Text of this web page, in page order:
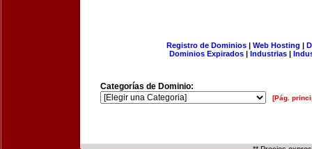
Registro de Dominios| Web Hosting |
Dominios Expirados | Industrias |
Categorías de Dominio:
[Pág.